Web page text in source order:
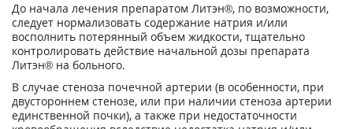
До начала лечения препаратом Литэн®, по возможности,
следует нормализовать содержание натрия и/или
восполнить потерянный объем жидкости, тщательно
контролировать действие начальной дозы препарата
Литэн® на больного.
В случае стеноза почечной артерии (в особенности, при
двустороннем стенозе, или при наличии стеноза артерии
единственной почки), а также при недостаточности